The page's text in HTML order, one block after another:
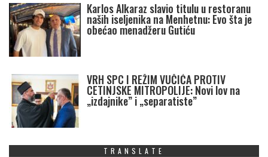
Karlos Alkaraz slavio titulu u restoranu
naših iseljenika na Menhetnu: Evo šta je
obećao menadžeru Gutiću
VRH SPC I REŽIM VUČIĆA PROTIV
CETINJSKE MITROPOLIJE: Novi lov na
„izdajnike” i „separatiste”
TRANSLATE